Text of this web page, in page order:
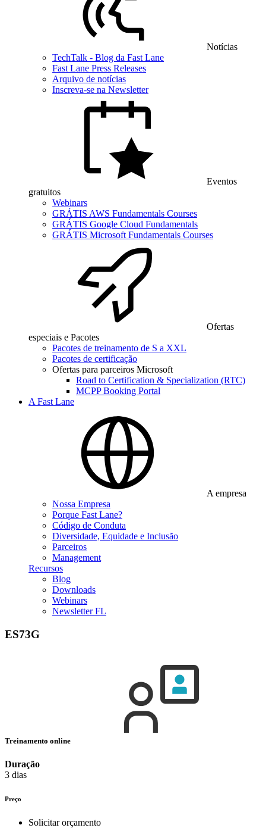
Notícias
TechTalk - Blog da Fast Lane
Fast Lane Press Releases
Arquivo de notícias
Inscreva-se na Newsletter
Eventos
gratuitos
Webinars
GRÁTIS AWS Fundamentals Courses
GRÁTIS Google Cloud Fundamentals
GRÁTIS Microsoft Fundamentals Courses
Ofertas
especiais e Pacotes
Pacotes de treinamento de S a XXL
Pacotes de certificação
Ofertas para parceiros Microsoft
Road to Certification & Specialization (RTC)
MCPP Booking Portal
A Fast Lane
A empresa
Nossa Empresa
Porque Fast Lane?
Código de Conduta
Diversidade, Equidade e Inclusão
Parceiros
Management
Recursos
Blog
Downloads
Webinars
Newsletter FL
ES73G
Treinamento online
Duração
3 dias
Preço
Solicitar orçamento